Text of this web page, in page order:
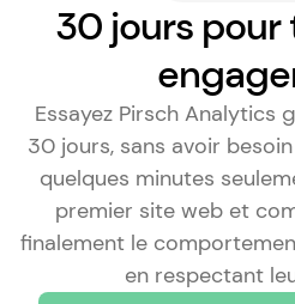
30 jours pour
Essayez Pirsch Analytics
30 jours, sans avoir
quelques minutes
premier site web et
finalement le
en respectant